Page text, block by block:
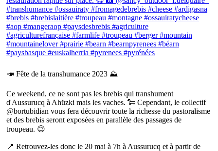
📣 Fête de la transhumance 2023 ⛰
Ce weekend, ce ne sont pas les brebis qui transhument
d'Aussurucq à Ahüzki mais les vaches. 🐑 Cependant, le collectif
@bortubidian vous fera découvrir toute la richesse du pastoralisme
et des brebis seront exposées en parallèle des passages de
troupeau. 😉
📍 Retrouvez-les donc le 20 mai à 7h à Aussurucq et à partir de